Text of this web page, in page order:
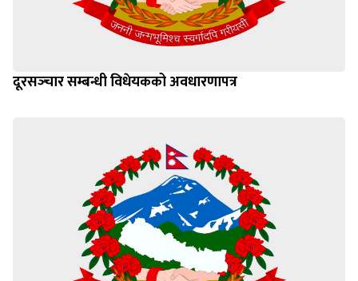
दूरसञ्‍चार सम्बन्धी विधेयकको अवधारणापत्र